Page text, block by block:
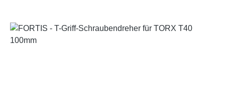
Bildergalerie überspringen